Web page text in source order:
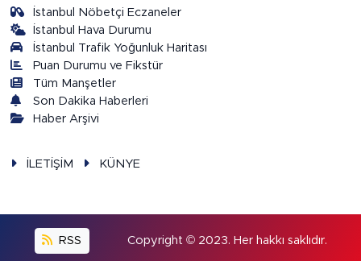
İstanbul Nöbetçi Eczaneler
İstanbul Hava Durumu
İstanbul Trafik Yoğunluk Haritası
Puan Durumu ve Fikstür
Tüm Manşetler
Son Dakika Haberleri
Haber Arşivi
İLETİŞİM KÜNYE
RSS Copyright © 2023. Her hakkı saklıdır.